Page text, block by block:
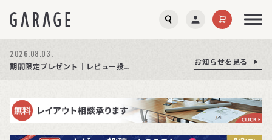
2026.08.03.
期間限定プレゼント│レビュー投稿をお待ちしております
お知らせを見る
商品ページ障害復旧のお知らせ お知らせを見る
サイト障害のお知らせ(商品ページが正常に表示されない事象発生) お知らせを見る